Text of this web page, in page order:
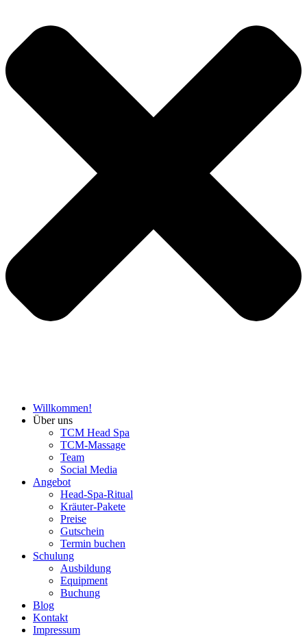
Willkommen!
Über uns
TCM Head Spa
TCM-Massage
Team
Social Media
Angebot
Head-Spa-Ritual
Kräuter-Pakete
Preise
Gutschein
Termin buchen
Schulung
Ausbildung
Equipment
Buchung
Blog
Kontakt
Impressum